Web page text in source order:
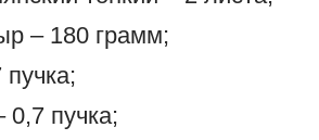
– 180 грамм;
пучка;
0,7 пучка;